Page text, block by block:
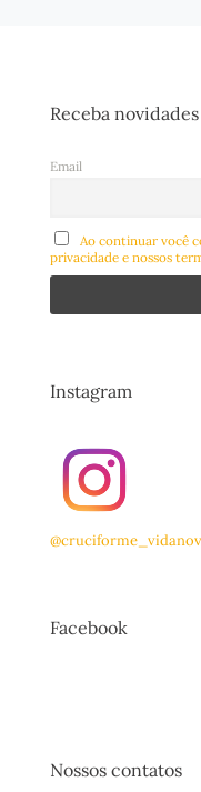
Receba novidades
Email
Ao continuar você
privacidade e nossos
Instagram
Facebook
Nossos contatos